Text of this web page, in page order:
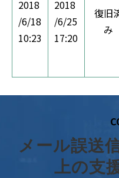
2018
/6/18
10:23
2018
/6/25
17:20
復旧
み
メール誤送
上の支